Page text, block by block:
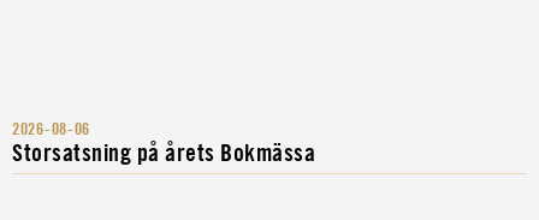
2026-08-06
Storsatsning på årets Bokmässa